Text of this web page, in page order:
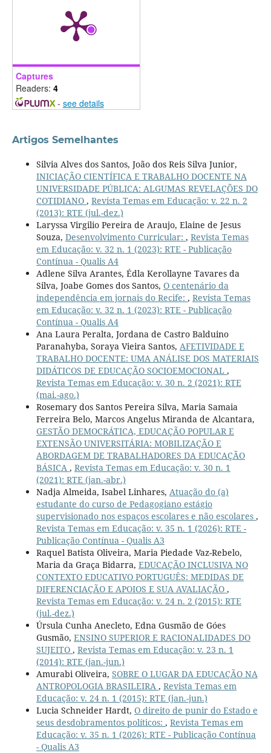
Captures
Readers: 4
- see details
Artigos Semelhantes
Silvia Alves dos Santos, João dos Reis Silva Junior,
INICIAÇÃO CIENTÍFICA E TRABALHO DOCENTE NA
UNIVERSIDADE PÚBLICA: ALGUMAS REVELAÇÕES DO
COTIDIANO , Revista Temas em Educação: v. 22 n. 2
(2013): RTE (jul.-dez.)
Laryssa Virgilio Pereira de Araujo, Elaine de Jesus
Souza, Desenvolvimento Curricular: , Revista Temas
em Educação: v. 32 n. 1 (2023): RTE - Publicação
Contínua - Qualis A4
Adlene Silva Arantes, Édla Kerollayne Tavares da
Silva, Joabe Gomes dos Santos, O centenário da
independência em jornais do Recife: , Revista Temas
em Educação: v. 32 n. 1 (2023): RTE - Publicação
Contínua - Qualis A4
Ana Laura Peralta, Jordana de Castro Balduino
Paranahyba, Soraya Vieira Santos, AFETIVIDADE E
TRABALHO DOCENTE: UMA ANÁLISE DOS MATERIAIS
DIDÁTICOS DE EDUCAÇÃO SOCIOEMOCIONAL ,
Revista Temas em Educação: v. 30 n. 2 (2021): RTE
(mai.-ago.)
Rosemary dos Santos Pereira Silva, Maria Samaia
Ferreira Belo, Marcos Angelus Miranda de Alcantara,
GESTÃO DEMOCRÁTICA, EDUCAÇÃO POPULAR E
EXTENSÃO UNIVERSITÁRIA: MOBILIZAÇÃO E
ABORDAGEM DE TRABALHADORES DA EDUCAÇÃO
BÁSICA , Revista Temas em Educação: v. 30 n. 1
(2021): RTE (jan.-abr.)
Nadja Almeida, Isabel Linhares, Atuação do (a)
estudante do curso de Pedagogiano estágio
supervisionado nos espaços escolares e não escolares ,
Revista Temas em Educação: v. 35 n. 1 (2026): RTE -
Publicação Contínua - Qualis A3
Raquel Batista Oliveira, Maria Piedade Vaz-Rebelo,
Maria da Graça Bidarra, EDUCAÇÃO INCLUSIVA NO
CONTEXTO EDUCATIVO PORTUGUÊS: MEDIDAS DE
DIFERENCIAÇÃO E APOIOS E SUA AVALIAÇÃO ,
Revista Temas em Educação: v. 24 n. 2 (2015): RTE
(jul.-dez.)
Úrsula Cunha Anecleto, Edna Gusmão de Góes
Gusmão, ENSINO SUPERIOR E RACIONALIDADES DO
SUJEITO , Revista Temas em Educação: v. 23 n. 1
(2014): RTE (jan.-jun.)
Amurabi Oliveira, SOBRE O LUGAR DA EDUCAÇÃO NA
ANTROPOLOGIA BRASILEIRA , Revista Temas em
Educação: v. 24 n. 1 (2015): RTE (jan.-jun.)
Lucia Schneider Hardt, O direito de punir do Estado e
seus desdobramentos políticos: , Revista Temas em
Educação: v. 35 n. 1 (2026): RTE - Publicação Contínua
- Qualis A3